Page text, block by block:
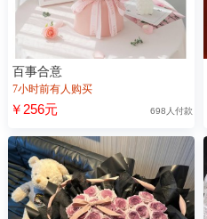
百事合意
7小时前有人购买
￥256元 698人付款